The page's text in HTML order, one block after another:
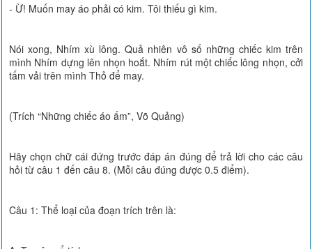
- Ừ! Muốn may áo phải có kim. Tôi thiếu gì kim.
Nói xong, Nhím xù lông. Quả nhiên vô số những chiếc kim trên
mình Nhím dựng lên nhọn hoắt. Nhím rút một chiếc lông nhọn, cởi
tấm vải trên mình Thỏ để may.
(Trích “Những chiếc áo ấm”, Võ Quảng)
Hãy chọn chữ cái đứng trước đáp án đúng để trả lời cho các câu
hỏi từ câu 1 đến câu 8. (Mỗi câu đúng được 0.5 điểm).
Câu 1: Thể loại của đoạn trích trên là: